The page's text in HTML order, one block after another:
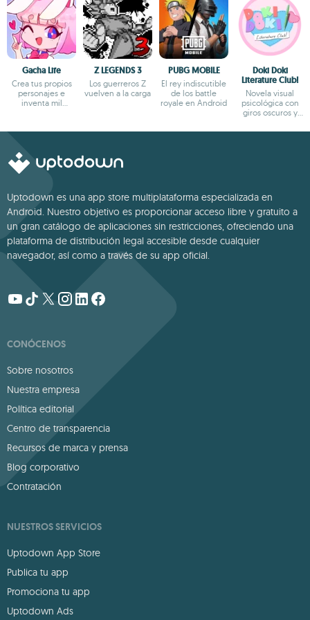
Gacha Life
Crea tus propios
personajes e
inventa mil
Z LEGENDS 3
Los guerreros Z
vuelven a la carga
PUBG MOBILE
El rey indiscutible
de los battle
royale en Android
Doki Doki
Literature Club!
Novela visual
psicológica con
giros oscuros y
Uptodown es una app store multiplataforma especializada en
Android. Nuestro objetivo es proporcionar acceso libre y gratuito a
un gran catálogo de aplicaciones sin restricciones, ofreciendo una
plataforma de distribución legal accesible desde cualquier
navegador, así como a través de su app oficial.
CONÓCENOS
Sobre nosotros
Nuestra empresa
Política editorial
Centro de transparencia
Recursos de marca y prensa
Blog corporativo
Contratación
NUESTROS SERVICIOS
Uptodown App Store
Publica tu app
Promociona tu app
Uptodown Ads